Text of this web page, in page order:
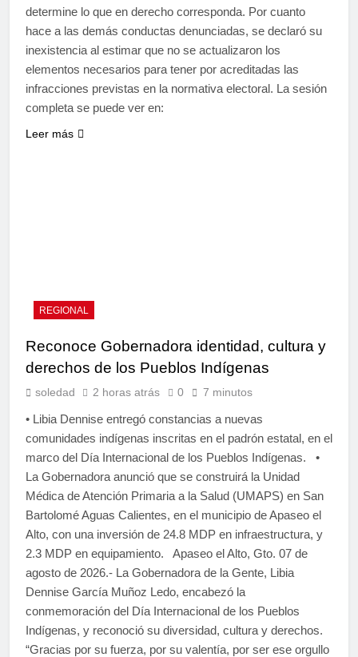
determine lo que en derecho corresponda. Por cuanto
hace a las demás conductas denunciadas, se declaró su
inexistencia al estimar que no se actualizaron los
elementos necesarios para tener por acreditadas las
infracciones previstas en la normativa electoral. La sesión
completa se puede ver en:
Leer más
REGIONAL
Reconoce Gobernadora identidad, cultura y
derechos de los Pueblos Indígenas
soledad 2 horas atrás 0 7 minutos
• Libia Dennise entregó constancias a nuevas
comunidades indígenas inscritas en el padrón estatal, en el
marco del Día Internacional de los Pueblos Indígenas. •
La Gobernadora anunció que se construirá la Unidad
Médica de Atención Primaria a la Salud (UMAPS) en San
Bartolomé Aguas Calientes, en el municipio de Apaseo el
Alto, con una inversión de 24.8 MDP en infraestructura, y
2.3 MDP en equipamiento. Apaseo el Alto, Gto. 07 de
agosto de 2026.- La Gobernadora de la Gente, Libia
Dennise García Muñoz Ledo, encabezó la
conmemoración del Día Internacional de los Pueblos
Indígenas, y reconoció su diversidad, cultura y derechos.
“Gracias por su fuerza, por su valentía, por ser ese orgullo